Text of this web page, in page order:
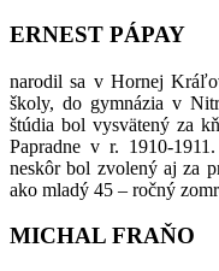
ERNEST PÁPAY
narodil sa v Hornej
školy, do gymnázia v
štúdia bol vysvätený za
Papradne v r. 1910-
neskôr bol zvolený aj za
ako mladý 45 – ročný
MICHAL FRAŇO